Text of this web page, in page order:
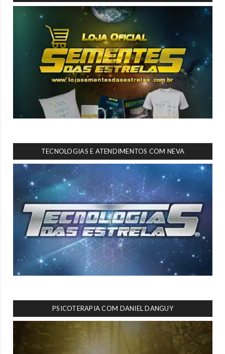
TECNOLOGIAS E ATENDIMENTOS COM NEVA
PSICOTERAPIA COM DANIEL DANGUY